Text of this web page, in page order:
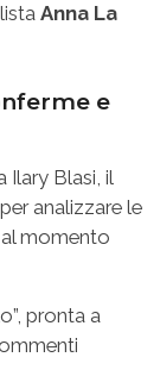
Anna La
e
Blasi, il
analizzare le
momento
pronta a